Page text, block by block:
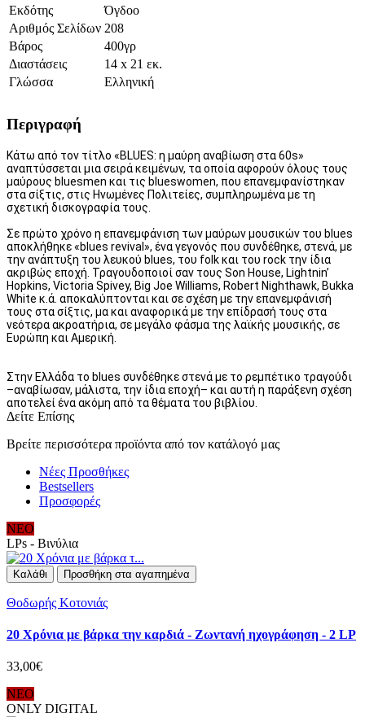
Εκδότης
Όγδοο
Αριθμός Σελίδων 208
Βάρος
400γρ
Διαστάσεις
14 x 21 εκ.
Γλώσσα
Ελληνική
Περιγραφή
Κάτω από τον τίτλο «BLUES: η μαύρη αναβίωση στα 60s»
αναπτύσσεται μια σειρά κειμένων, τα οποία αφορούν όλους τους
μαύρους bluesmen και τις blueswomen, που επανεμφανίστηκαν
στα σίξτις, στις Ηνωμένες Πολιτείες, συμπληρωμένα με τη
σχετική δισκογραφία τους.
Σε πρώτο χρόνο η επανεμφάνιση των μαύρων μουσικών του blues
αποκλήθηκε «blues revival», ένα γεγονός που συνδέθηκε, στενά, με
την ανάπτυξη του λευκού blues, του folk και του rock την ίδια
ακριβώς εποχή. Τραγουδοποιοί σαν τους Son House, Lightnin’
Hopkins, Victoria Spivey, Big Joe Williams, Robert Nighthawk, Bukka
White κ.ά. αποκαλύπτονται και σε σχέση με την επανεμφάνισή
τους στα σίξτις, μα και αναφορικά με την επίδρασή τους στα
νεότερα ακροατήρια, σε μεγάλο φάσμα της λαϊκής μουσικής, σε
Ευρώπη και Αμερική.
Στην Ελλάδα το blues συνδέθηκε στενά με το ρεμπέτικο τραγούδι
–αναβίωσαν, μάλιστα, την ίδια εποχή– και αυτή η παράξενη σχέση
αποτελεί ένα ακόμη από τα θέματα του βιβλίου.
Δείτε Επίσης
Βρείτε περισσότερα προϊόντα από τον κατάλογό μας
Νέες Προσθήκες
Bestsellers
Προσφορές
ΝΕΟ
LPs - Βινύλια
Καλάθι Προσθήκη στα αγαπημένα
Θοδωρής Κοτονιάς
20 Χρόνια με βάρκα την καρδιά - Ζωντανή ηχογράφηση - 2 LP
33,00€
ΝΕΟ
ONLY DIGITAL